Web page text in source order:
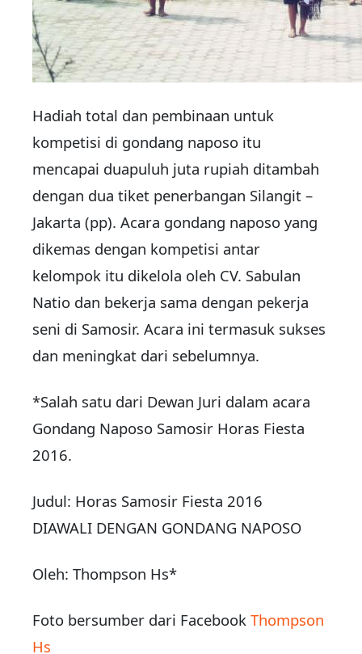
Hadiah total dan pembinaan untuk
kompetisi di gondang naposo itu
mencapai duapuluh juta rupiah ditambah
dengan dua tiket penerbangan Silangit –
Jakarta (pp). Acara gondang naposo yang
dikemas dengan kompetisi antar
kelompok itu dikelola oleh CV. Sabulan
Natio dan bekerja sama dengan pekerja
seni di Samosir. Acara ini termasuk sukses
dan meningkat dari sebelumnya.
*Salah satu dari Dewan Juri dalam acara
Gondang Naposo Samosir Horas Fiesta
2016.
Judul: Horas Samosir Fiesta 2016
DIAWALI DENGAN GONDANG NAPOSO
Oleh: Thompson Hs*
Foto bersumber dari Facebook Thompson
Hs